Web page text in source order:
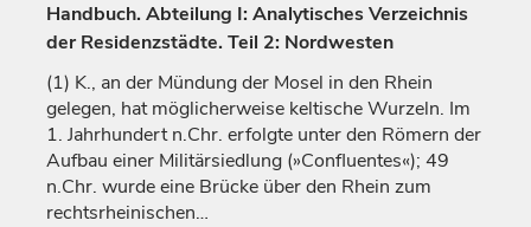
Handbuch. Abteilung I: Analytisches Verzeichnis
der Residenzstädte. Teil 2: Nordwesten
(1) K., an der Mündung der Mosel in den Rhein
gelegen, hat möglicherweise keltische Wurzeln. Im
1. Jahrhundertn.Chr. erfolgte unter den Römern der
Aufbau einer Militärsiedlung (»Confluentes«); 49
n.Chr. wurde eine Brücke über den Rhein zum
rechtsrheinischen…